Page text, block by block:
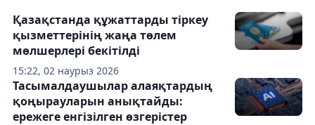
15:22, 02 наурыз 2026
Қазақстанда құжаттарды тіркеу
қызметтерінің жаңа төлем
мөлшерлері бекітілді
Тасымалдаушылар алаяқтардың
қоңырауларын анықтайды:
ережеге енгізілген өзгерістер